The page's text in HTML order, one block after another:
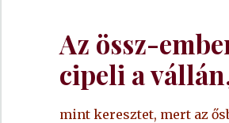
Az össz-
cipeli a
mint keresztet, mert az